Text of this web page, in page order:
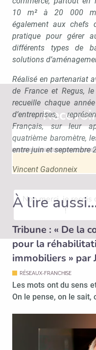
10 m² à 20 000
également aux chefs
pratique pour gérer
différents types de
solutions
Réalisé en partenariat
de France et Regus,
recueille chaque
d’entreprises,
Français, sur leur
quatrième baromètre,
entre juin et septembre
Vincent Gadonneix
À lire
Tribune : « De la
pour la
immobiliers » par
RÉSEAUX-FRANCHISE
Les mots ont du sens
On le pense, on le sait,
Non merci, je reçois
!